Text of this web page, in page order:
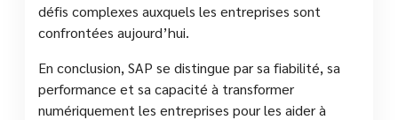
défis complexes auxquels les entreprises sont
confrontées aujourd’hui.
En conclusion, SAP se distingue par sa fiabilité, sa
performance et sa capacité à transformer
numériquement les entreprises pour les aider à